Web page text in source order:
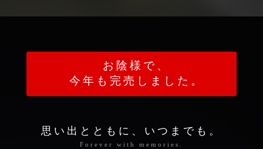
お陰様で、
今年も完売しました。
思い出とともに、いつまでも。
Forever with memories.